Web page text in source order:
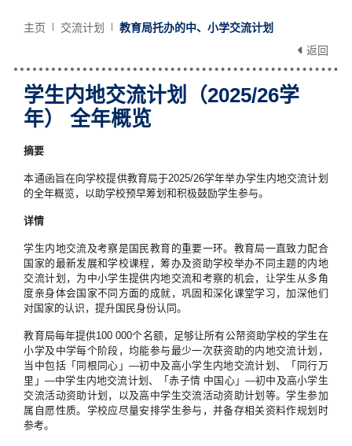
主页 交流计划
教育局托办的中、小学交流计划
返回
学生内地交流计划（2025/26学
年） 全年概览
摘要
本通函旨在向学校提供教育局于2025/26学年举办学生内地交流计划
的全年概览，以助学校预早筹划和积极鼓励学生参与。
详情
学生内地交流及考察是国民教育的重要一环。教育局一直致力配合
国家的最新发展和学校课程，筹办及资助学校举办不同主题的内地
交流计划，为中小学生提供内地交流和考察的机会，让学生从多角
度亲身体会国家不同方面的成就，巩固和深化课堂学习，加深他们
对国家的认识，提升国民身份认同。
教育局每年提供100 000个名额，足够让所有公帑资助学校的学生在
小学及中学每个阶段，均能参与最少一次获资助的内地交流计划，
当中包括「同根同心」—初中及高小学生内地交流计划、「同行万
里」—中学生内地交流计划、「赤子情 中国心」—初中及高小学生
交流活动资助计划，以及高中学生交流活动资助计划等。学生参加
属自愿性质。学校应尽量安排学生参与，并备存相关资料作规划时
参考。